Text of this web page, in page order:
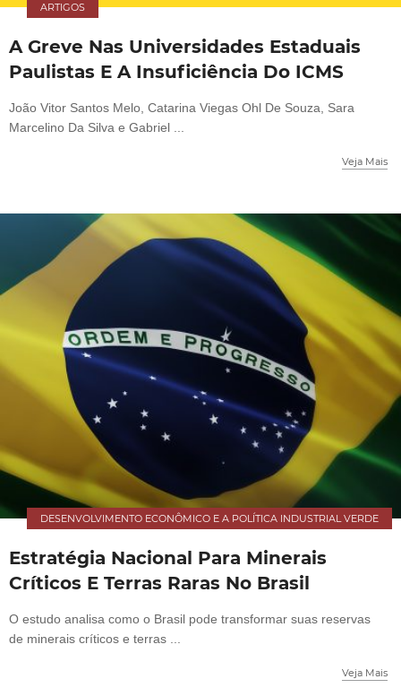
ARTIGOS
A Greve Nas Universidades Estaduais
Paulistas E A Insuficiência Do ICMS
João Vitor Santos Melo, Catarina Viegas Ohl De Souza, Sara
Marcelino Da Silva e Gabriel ...
Veja Mais
DESENVOLVIMENTO ECONÔMICO E A POLÍTICA INDUSTRIAL VERDE
Estratégia Nacional Para Minerais
Críticos E Terras Raras No Brasil
O estudo analisa como o Brasil pode transformar suas reservas
de minerais críticos e terras ...
Veja Mais